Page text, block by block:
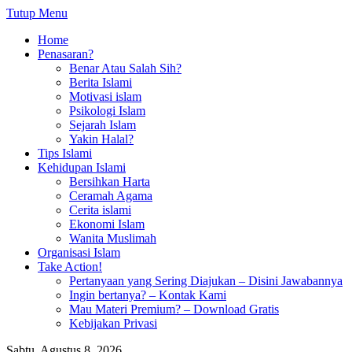
Tutup Menu
Home
Penasaran?
Benar Atau Salah Sih?
Berita Islami
Motivasi islam
Psikologi Islam
Sejarah Islam
Yakin Halal?
Tips Islami
Kehidupan Islami
Bersihkan Harta
Ceramah Agama
Cerita islami
Ekonomi Islam
Wanita Muslimah
Organisasi Islam
Take Action!
Pertanyaan yang Sering Diajukan – Disini Jawabannya
Ingin bertanya? – Kontak Kami
Mau Materi Premium? – Download Gratis
Kebijakan Privasi